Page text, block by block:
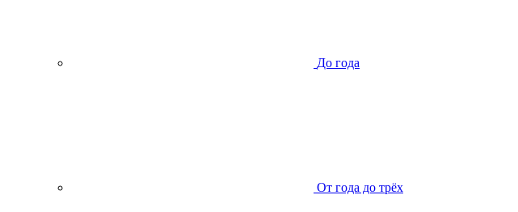
До года
От года до трёх